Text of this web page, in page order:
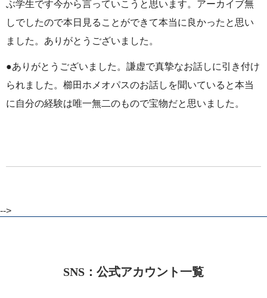
ぶ学生です今から言っていこうと思います。アーカイブ無
しでしたので本日見ることができて本当に良かったと思い
ました。ありがとうございました。
●ありがとうございました。謙虚で真摯なお話しに引き付け
られました。櫛田ホメオパスのお話しを聞いていると本当
に自分の経験は唯一無二のもので宝物だと思いました。
-->
SNS：公式アカウント一覧